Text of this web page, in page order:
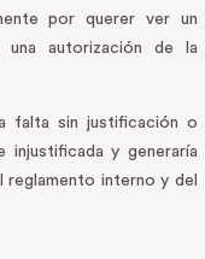
por querer ver un
autorización de la
falta sin justificación o
injustificada y generaría
reglamento interno y del